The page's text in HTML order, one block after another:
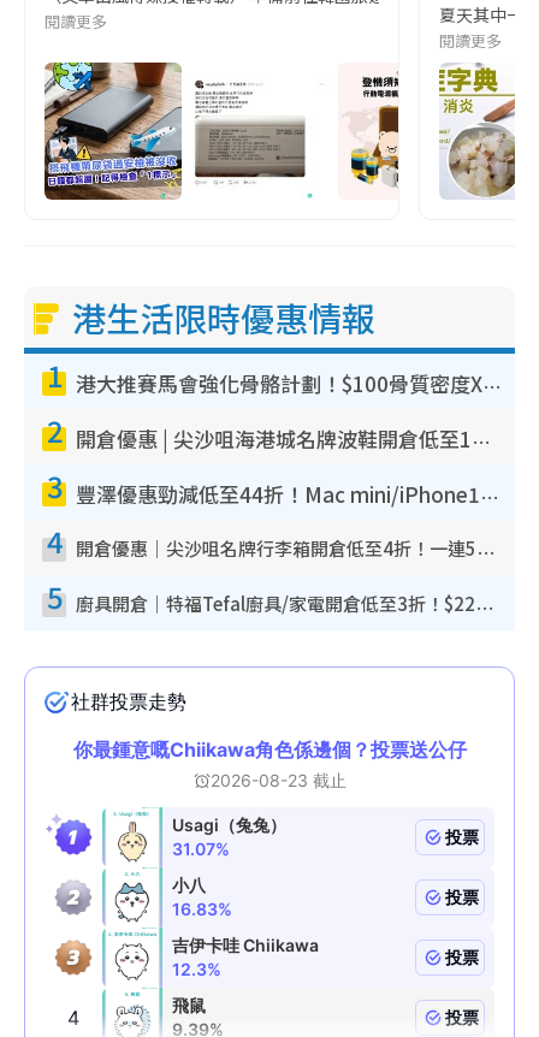
閱讀更多
夏天其中一
閱讀更多
港生活限時優惠情報
1 港大推賽馬會強化骨骼計劃！$100骨質密度X光檢查 完成免費運動訓練送超市禮券！附參加資格
2 開倉優惠 | 尖沙咀海港城名牌波鞋開倉低至1折！On鞋$899起／Joy&Peace鞋履$98起
3 豐澤優惠勁減低至44折！Mac mini/iPhone17Pro大減價！廚房家電$220起
4 開倉優惠｜尖沙咀名牌行李箱開倉低至4折！一連5日 American Tourister/ace./Hallmark $200起！
5 廚具開倉｜特福Tefal廚具/家電開倉低至3折！$220起買平底鍋/炒鑊/湯煲！電飯煲/吸塵機/燙斗$418起